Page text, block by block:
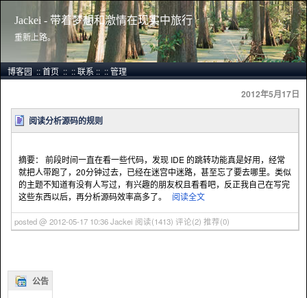
Jackei - 带着梦想和激情在现实中旅行
重新上路。
博客园::首页::::联系::::管理
公告
2012年5月17日
阅读分析源码的规则
摘要： 前段时间一直在看一些代码，发现 IDE 的跳转功能真是好用，经常
就把人带跑了，20分钟过去，已经在迷宫中迷路，甚至忘了要去哪里。类似
的主题不知道有没有人写过，有兴趣的朋友权且看看吧，反正我自己在写完
这些东西以后，再分析源码效率高多了。
阅读全文
posted @ 2012-05-17 10:36 Jackei 阅读(1413) 评论(2) 推荐(0)